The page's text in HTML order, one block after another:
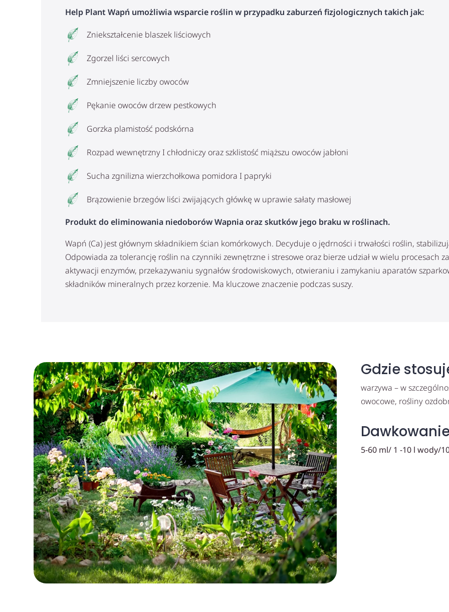
Help Plant Wapń umożliwia wsparcie roślin w przypadku zaburzeń fizjologicznych takich jak:
Zniekształcenie blaszek liściowych
Zgorzel liści sercowych
Zmniejszenie liczby owoców
Pękanie owoców drzew pestkowych
Gorzka plamistość podskórna
Rozpad wewnętrzny I chłodniczy oraz szklistość miąższu owoców jabłoni
Sucha zgnilizna wierzchołkowa pomidora I papryki
Brązowienie brzegów liści zwijających główkę w uprawie sałaty masłowej
Produkt do eliminowania niedoborów Wapnia oraz skutków jego braku w roślinach.
Wapń (Ca) jest głównym składnikiem ścian komórkowych. Decyduje o jędrności i trwałości roślin,
Odpowiada za tolerancję roślin na czynniki zewnętrzne i stresowe oraz bierze udział w wielu procesach
aktywacji enzymów, przekazywaniu sygnałów środowiskowych, otwieraniu i zamykaniu aparatów
składników mineralnych przez korzenie. Ma kluczowe znaczenie podczas suszy.
Gdzie
warzywa – w
owocowe, rośliny
5-60 ml/ 1 -10 l wody/